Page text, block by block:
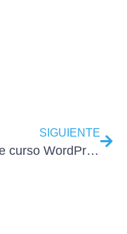
SIGUIENTE
Fin de curso WordPress sábados 22 y 29 de Septiembre 2012